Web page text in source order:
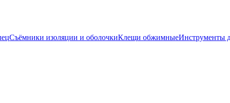
Съёмники изоляции и оболочкиКлещи обжимныеИнструменты